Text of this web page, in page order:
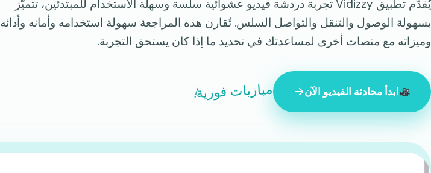
يُقدّم تطبيق Vidizzy تجربة دردشة فيديو عشوائية سلسة وسهلة الاستخدام للمبتدئين، تتميّز
بسهولة الوصول والتنقل والتواصل السلس. تُقارن هذه المراجعة سهولة استخدامه وأمانه وأدائه
وميزاته مع منصات أخرى لمساعدتك في تحديد ما إذا كان يستحق التجربة.
ابدأ محادثة الفيديو الآن مباريات فورية!